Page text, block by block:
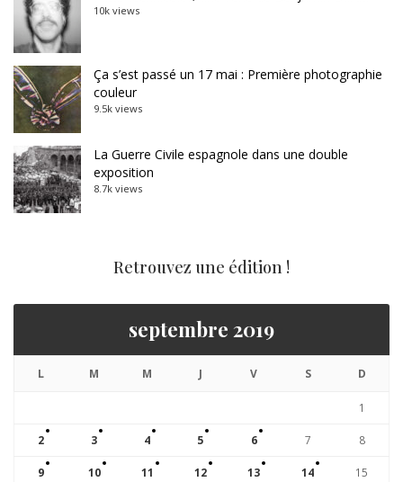
10k views
Ça s’est passé un 17 mai : Première photographie
couleur
9.5k views
La Guerre Civile espagnole dans une double
exposition
8.7k views
Retrouvez une édition !
septembre 2019
L M M J V S D
1
2 3 4 5 6 7 8
9 10 11 12 13 14 15